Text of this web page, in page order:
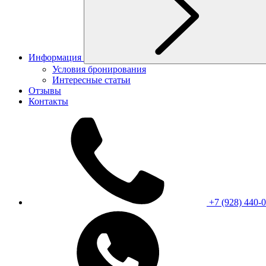
Информация
Условия бронирования
Интересные статьи
Отзывы
Контакты
+7 (928) 440-